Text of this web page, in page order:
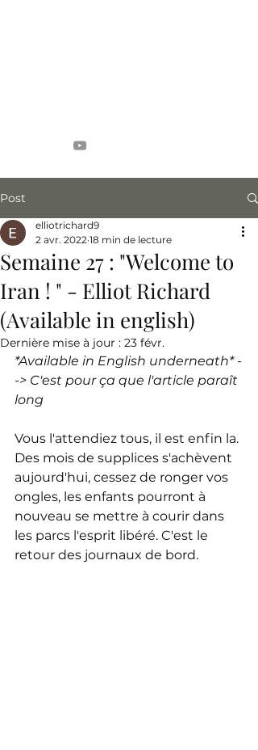
Post
Semaine 27 : "Welcome to
Iran ! " - Elliot Richard
(Available in english)
elliotrichard9
2 avr. 2022 18 min de lecture
Dernière mise à jour : 23 févr.
*Available in English underneath* -
-> C'est pour ça que l'article paraît
long
Vous l'attendiez tous, il est enfin la.
Des mois de supplices s'achèvent
aujourd'hui, cessez de ronger vos
ongles, les enfants pourront à
nouveau se mettre à courir dans
les parcs l'esprit libéré. C'est le
retour des journaux de bord.